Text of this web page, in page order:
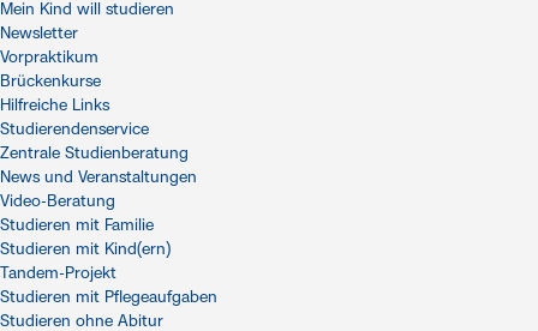
Mein Kind will studieren
Newsletter
Vorpraktikum
Brückenkurse
Hilfreiche Links
Studierendenservice
Zentrale Studienberatung
News und Veranstaltungen
Video-Beratung
Studieren mit Familie
Studieren mit Kind(ern)
Tandem-Projekt
Studieren mit Pflegeaufgaben
Studieren ohne Abitur